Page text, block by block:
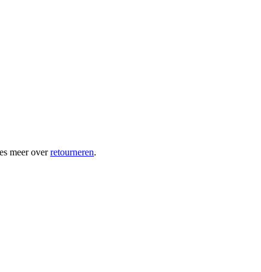
meer overretourneren.